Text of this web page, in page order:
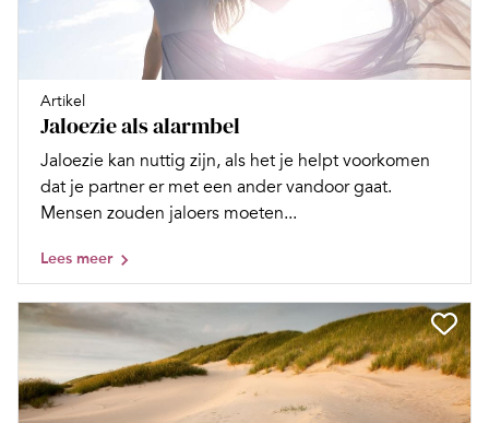
Artikel
Jaloezie als alarmbel
Jaloezie kan nuttig zijn, als het je helpt voorkomen
dat je partner er met een ander vandoor gaat.
Mensen zouden jaloers moeten...
Lees meer